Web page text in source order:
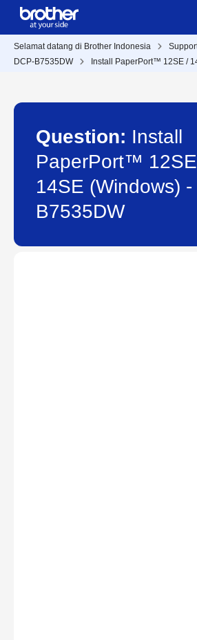
Selamat datang di Brother Indonesia
DCP-B7535DW
Install PaperPort™ 12SE /
Question: Install
PaperPort™
14SE (Windows) -
B7535DW